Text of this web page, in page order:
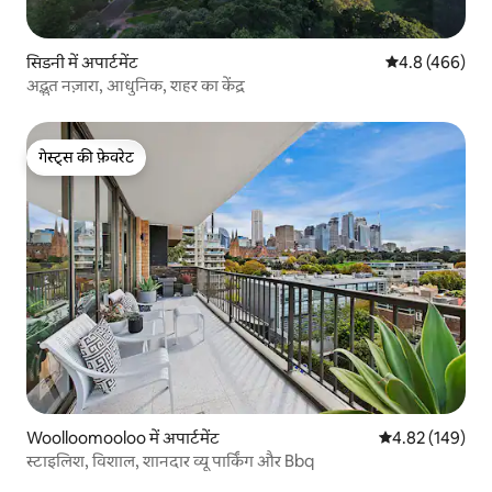
सिडनी में अपार्टमेंट औसत रेटिंग 5 में
4.8 (466)
अद्भुत नज़ारा, आधुनिक, शहर का केंद्र
गेस्ट्स की फ़ेवरेट
गेस्ट्स की फ़ेवरेट
Woolloomooloo में अपार्टमेंट औसत रेटिंग 5 में से
4.82 (149)
स्टाइलिश, विशाल, शानदार व्यू पार्किंग और Bbq